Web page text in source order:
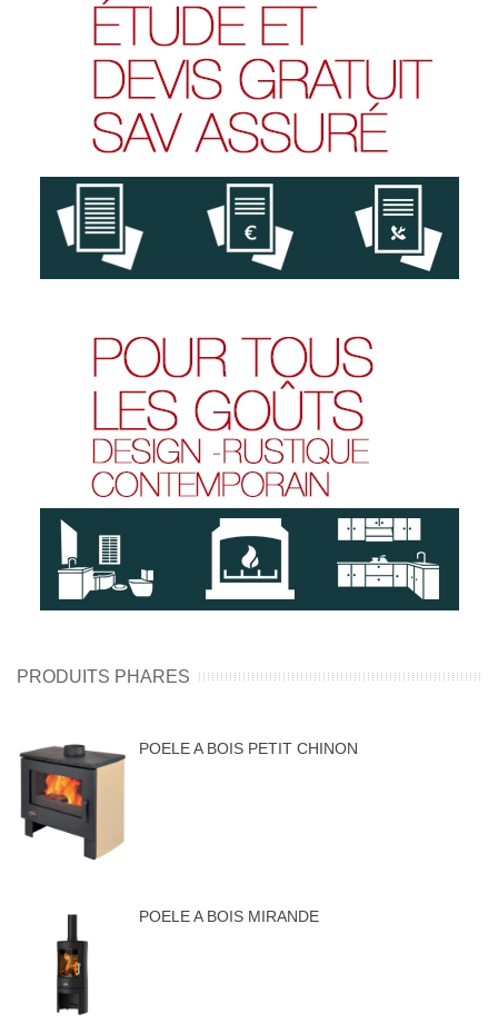
PRODUITS PHARES
POELE A BOIS PETIT CHINON
POELE A BOIS MIRANDE